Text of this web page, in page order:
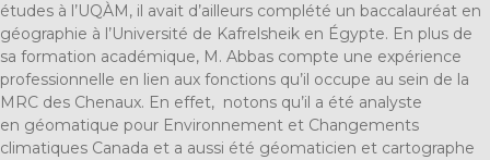
études à l’UQÀM, il avait d’ailleurs complété un baccalauréat en
géographie à l’Université de Kafrelsheik en Égypte. En plus de
sa formation académique, M. Abbas compte une expérience
professionnelle en lien aux fonctions qu’il occupe au sein de la
M RC des Chenaux. En effet, notons qu’il a été analyste
en géomatique pour Environnement et Changements
climatiques Canada et a aussi été géomaticien et cartographe